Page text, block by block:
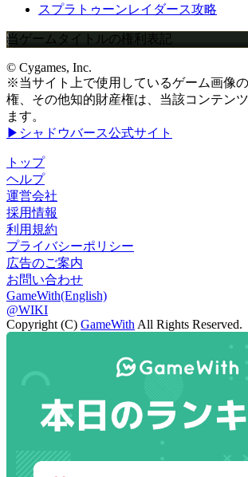
スプラトゥーンレイダース攻略
当ゲームタイトルの権利表記
© Cygames, Inc.
※当サイト上で使用しているゲーム画像
権、その他知的財産権は、当該コンテン
ます。
▶シャドウバース公式サイト
トップ
ヘルプ
運営会社
採用情報
利用規約
プライバシーポリシー
広告のご案内
お問い合わせ
GameWith(English)
@WIKI
Copyright (C) GameWith All Rights Reserved.